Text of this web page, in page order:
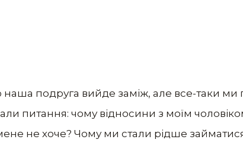
наша подруга вийде заміж, але все-таки ми
питання: чому відносини з моїм
не хоче? Чому ми стали рідше